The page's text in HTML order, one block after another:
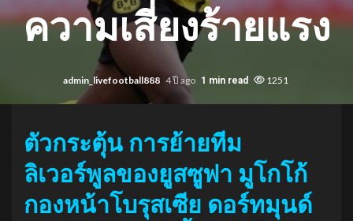
ความเสี่ยงร้ายแรง
admin_livefootball888 4 ปี ago 1 min read 1251
ตัวกระตุ้น การย้ายทีม
ลิเวอร์พูลของยูสซูฟา มูโกโก้
กองหน้าโบรุสเซีย ดอร์ทมุนด์